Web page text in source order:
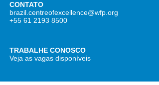
CONTATO
brazil.centreofexcellence@wfp.org
+55 61 2193 8500
TRABALHE CONOSCO
Veja as vagas disponíveis